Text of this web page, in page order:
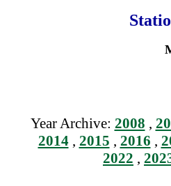
Year Archive: 2008 ,
2014, 2015 , 2016 ,
2022 ,